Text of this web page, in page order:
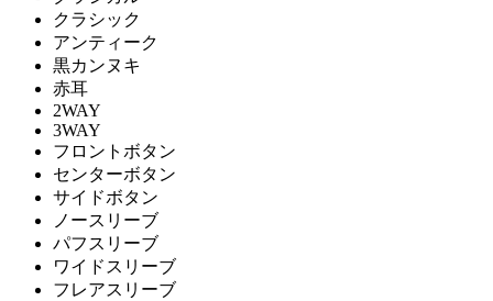
クラシック
アンティーク
黒カンヌキ
赤耳
2WAY
3WAY
フロントボタン
センターボタン
サイドボタン
ノースリーブ
パフスリーブ
ワイドスリーブ
フレアスリーブ